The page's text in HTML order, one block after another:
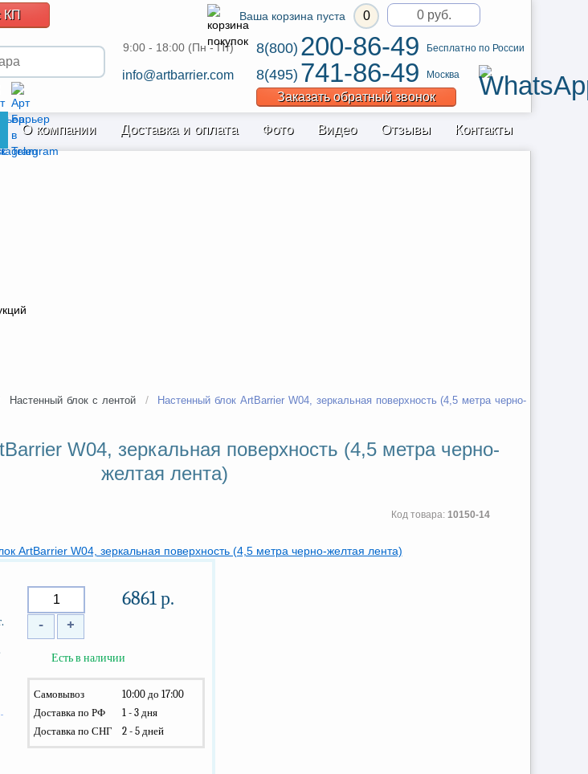
9:00 - 18:00 (Пн - Пт)
info@artbarrier.com
8(800) 200-86-49 Бесплатно по России
8(495) 741-86-49 Москва
Заказать обратный звонок
КП Ваша корзина пуста 0 0 руб.
О компании Доставка и оплата Фото Видео Отзывы Контакты
Настенный блок с лентой /
Настенный блок ArtBarrier W04, зеркальная поверхность (4,5 метра черно-
W04, зеркальная поверхность (4,5 метра черно-
желтая лента)
Код товара: 10150-14
- +
6861р.
Есть в наличии
Самовывоз
10:00 до 17:00
Доставка по РФ
1 - 3 дня
Доставка по СНГ
2 - 5 дней